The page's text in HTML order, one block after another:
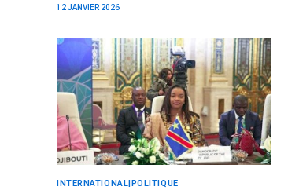
12 JANVIER 2026
INTERNATIONAL|POLITIQUE